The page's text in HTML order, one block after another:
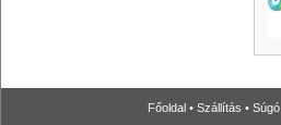
Főoldal • Szállítás • Súgó